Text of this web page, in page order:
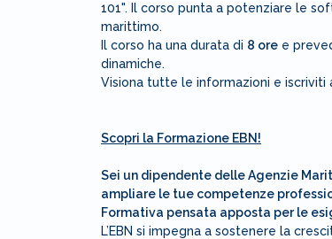
101". Il corso punta a potenziare le
marittimo.
Il corso ha una durata di 8 ore e
dinamiche.
Visiona tutte le informazioni e iscriviti
Scopri la Formazione EBN!
Sei un dipendente delle Agenzie
ampliare le tue competenze
Formativa pensata apposta per le
L’EBN si impegna a sostenere la